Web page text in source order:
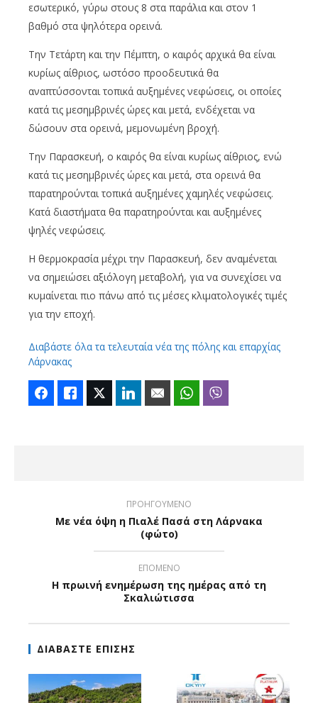
εσωτερικό, γύρω στους 8 στα παράλια και στον 1
βαθμό στα ψηλότερα ορεινά.
Την Τετάρτη και την Πέμπτη, ο καιρός αρχικά θα είναι
κυρίως αίθριος, ωστόσο προοδευτικά θα
αναπτύσσονται τοπικά αυξημένες νεφώσεις, οι οποίες
κατά τις μεσημβρινές ώρες και μετά, ενδέχεται να
δώσουν στα ορεινά, μεμονωμένη βροχή.
Την Παρασκευή, ο καιρός θα είναι κυρίως αίθριος, ενώ
κατά τις μεσημβρινές ώρες και μετά, στα ορεινά θα
παρατηρούνται τοπικά αυξημένες χαμηλές νεφώσεις.
Κατά διαστήματα θα παρατηρούνται και αυξημένες
ψηλές νεφώσεις.
Η θερμοκρασία μέχρι την Παρασκευή, δεν αναμένεται
να σημειώσει αξιόλογη μεταβολή, για να συνεχίσει να
κυμαίνεται πιο πάνω από τις μέσες κλιματολογικές τιμές
για την εποχή.
Διαβάστε όλα τα τελευταία νέα της πόλης και επαρχίας
Λάρνακας
FacebookLike Twitter LinkedIn Email WhatsApp
ΠΡΟΗΓΟΥΜΕΝΟ
Με νέα όψη η Πιαλέ Πασά στη Λάρνακα
(φώτο)
ΕΠΟΜΕΝΟ
Η πρωινή ενημέρωση της ημέρας από τη
Σκαλιώτισσα
ΔΙΑΒΑΣΤΕ ΕΠΙΣΗΣ